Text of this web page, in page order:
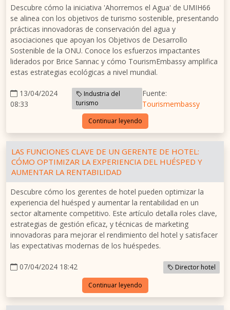
Descubre cómo la iniciativa 'Ahorremos el Agua' de UMIH66
se alinea con los objetivos de turismo sostenible, presentando
prácticas innovadoras de conservación del agua y
asociaciones que apoyan los Objetivos de Desarrollo
Sostenible de la ONU. Conoce los esfuerzos impactantes
liderados por Brice Sannac y cómo TourismEmbassy amplifica
estas estrategias ecológicas a nivel mundial.
13/04/2024
08:33
Industria del
turismo
Fuente:
Tourismembassy
Continuar leyendo
LAS FUNCIONES CLAVE DE UN GERENTE DE HOTEL:
CÓMO OPTIMIZAR LA EXPERIENCIA DEL HUÉSPED Y
AUMENTAR LA RENTABILIDAD
Descubre cómo los gerentes de hotel pueden optimizar la
experiencia del huésped y aumentar la rentabilidad en un
sector altamente competitivo. Este artículo detalla roles clave,
estrategias de gestión eficaz, y técnicas de marketing
innovadoras para mejorar el rendimiento del hotel y satisfacer
las expectativas modernas de los huéspedes.
07/04/2024 18:42 Director hotel
Continuar leyendo